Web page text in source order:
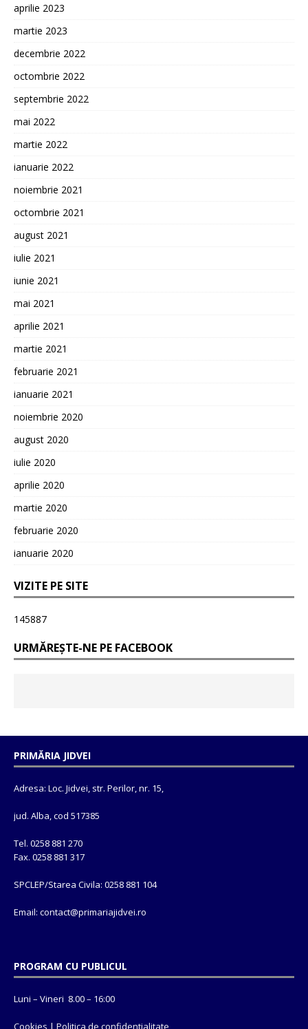
aprilie 2023
martie 2023
decembrie 2022
octombrie 2022
septembrie 2022
mai 2022
martie 2022
ianuarie 2022
noiembrie 2021
octombrie 2021
august 2021
iulie 2021
iunie 2021
mai 2021
aprilie 2021
martie 2021
februarie 2021
ianuarie 2021
noiembrie 2020
august 2020
iulie 2020
aprilie 2020
martie 2020
februarie 2020
ianuarie 2020
VIZITE PE SITE
145887
URMĂREȘTE-NE PE FACEBOOK
PRIMĂRIA JIDVEI
Adresa: Loc. Jidvei, str. Perilor, nr. 15,
jud. Alba, cod 517385
Tel. 0258 881 270
Fax. 0258 881 317
SPCLEP/Starea Civila: 0258 881 104
Email: contact@primariajidvei.ro
PROGRAM CU PUBLICUL
Luni – Vineri 8.00 – 16:00
Cookies | Politica de confidentialitate